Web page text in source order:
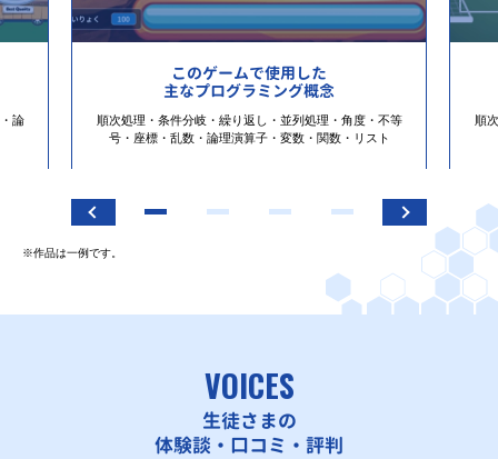
論
このゲームで使用した
主なプログラミング概念
順次処理・条件分岐・繰り返し・並列処理・角度・不等
号・座標・乱数・論理演算子・変数・関数・リスト
順
※作品は一例です。
VOICES
生徒さまの
体験談・口コミ・評判